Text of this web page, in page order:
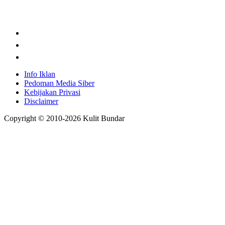
Info Iklan
Pedoman Media Siber
Kebijakan Privasi
Disclaimer
Copyright © 2010-2026 Kulit Bundar